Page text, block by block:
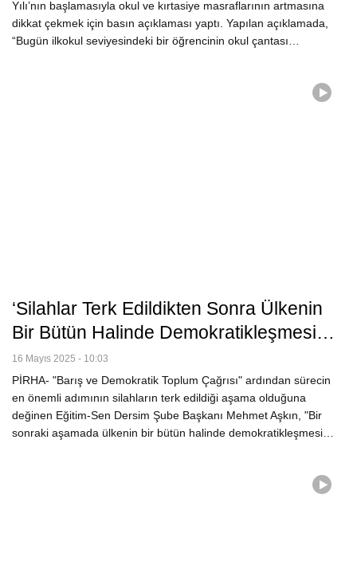
Yılı’nın başlamasıyla okul ve kırtasiye masraflarının artmasına
dikkat çekmek için basın açıklaması yaptı. Yapılan açıklamada,
“Bugün ilkokul seviyesindeki bir öğrencinin okul çantası…
‘Silahlar Terk Edildikten Sonra Ülkenin
Bir Bütün Halinde Demokratikleşmesi…
16 Mayıs 2025 - 10:03
PİRHA- "Barış ve Demokratik Toplum Çağrısı" ardından sürecin
en önemli adımının silahların terk edildiği aşama olduğuna
değinen Eğitim-Sen Dersim Şube Başkanı Mehmet Aşkın, "Bir
sonraki aşamada ülkenin bir bütün halinde demokratikleşmesi…